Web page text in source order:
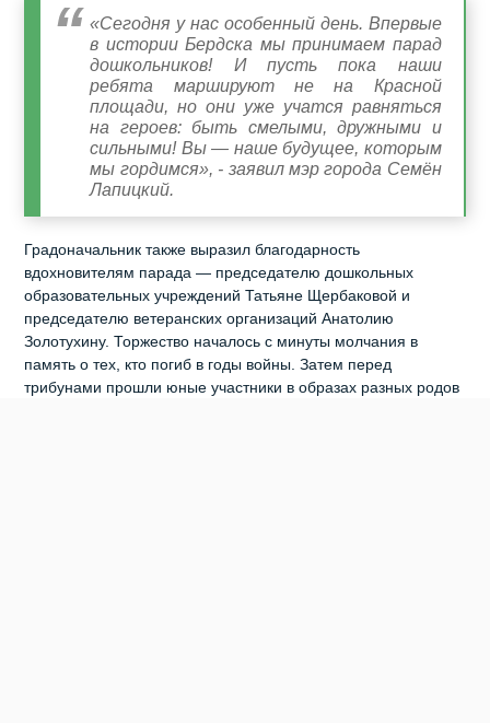
«Сегодня у нас особенный день. Впервые
в истории Бердска мы принимаем парад
дошкольников! И пусть пока наши
ребята маршируют не на Красной
площади, но они уже учатся равняться
на героев: быть смелыми, дружными и
сильными! Вы — наше будущее, которым
мы гордимся», - заявил мэр города Семён
Лапицкий.
Градоначальник также выразил благодарность
вдохновителям парада — председателю дошкольных
образовательных учреждений Татьяне Щербаковой и
председателю ветеранских организаций Анатолию
Золотухину. Торжество началось с минуты молчания в
память о тех, кто погиб в годы войны. Затем перед
трибунами прошли юные участники в образах разных родов